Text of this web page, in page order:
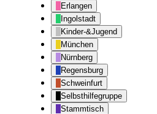
Erlangen
Ingolstadt
Kinder-&Jugend
München
Nürnberg
Regensburg
Schweinfurt
Selbsthilfegruppe
Stammtisch